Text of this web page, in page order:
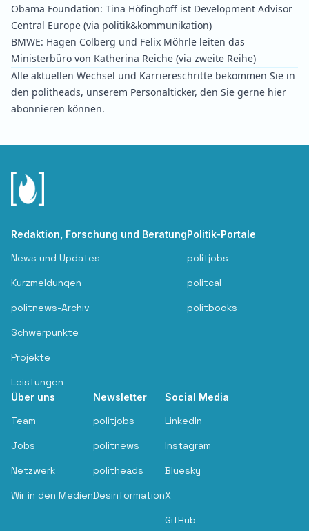
Obama Foundation: Tina Höfinghoff ist Development Advisor
Central Europe (via politik&kommunikation)
BMWE: Hagen Colberg und Felix Möhrle leiten das
Ministerbüro von Katherina Reiche (via zweite Reihe)
Alle aktuellen Wechsel und Karriereschritte bekommen Sie in
den politheads, unserem Personalticker, den Sie gerne hier
abonnieren können.
Redaktion, Forschung und Beratung
News und Updates
Kurzmeldungen
politnews-Archiv
Schwerpunkte
Projekte
Leistungen
Politik-Portale
politjobs
politcal
politbooks
Über uns
Team
Jobs
Netzwerk
Wir in den Medien
Newsletter
politjobs
politnews
politheads
Desinformation
Social Media
LinkedIn
Instagram
Bluesky
X
GitHub